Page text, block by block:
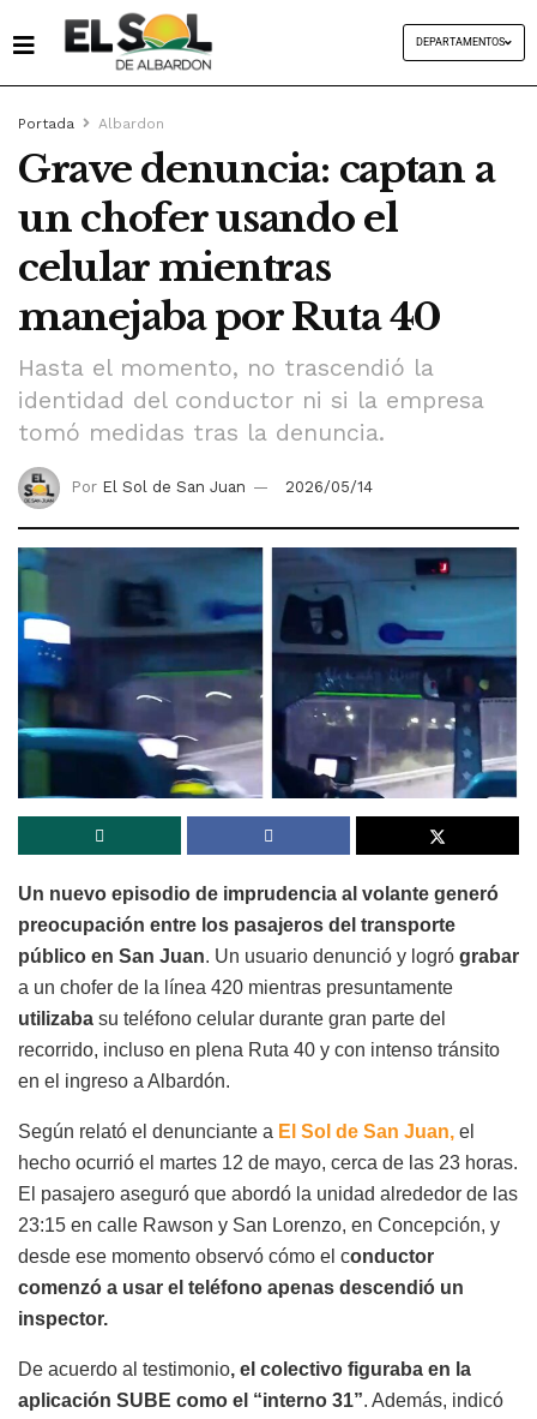
DEPARTAMENTOS
Portada Albardon
Grave denuncia: captan a
un chofer usando el
celular mientras
manejaba por Ruta 40
Hasta el momento, no trascendió la
identidad del conductor ni si la empresa
tomó medidas tras la denuncia.
Por El Sol de San Juan 2026/05/14
Un nuevo episodio de imprudencia al volante generó
preocupación entre los pasajeros del transporte
público en San Juan. Un usuario denunció y logró grabar
a un chofer de la línea 420 mientras presuntamente
utilizaba su teléfono celular durante gran parte del
recorrido, incluso en plena Ruta 40 y con intenso tránsito
en el ingreso a Albardón.
Según relató el denunciante a El Sol de San Juan, el
hecho ocurrió el martes 12 de mayo, cerca de las 23 horas.
El pasajero aseguró que abordó la unidad alrededor de las
23:15 en calle Rawson y San Lorenzo, en Concepción, y
desde ese momento observó cómo el conductor
comenzó a usar el teléfono apenas descendió un
inspector.
De acuerdo al testimonio, el colectivo figuraba en la
aplicación SUBE como el “interno 31”. Además, indicó